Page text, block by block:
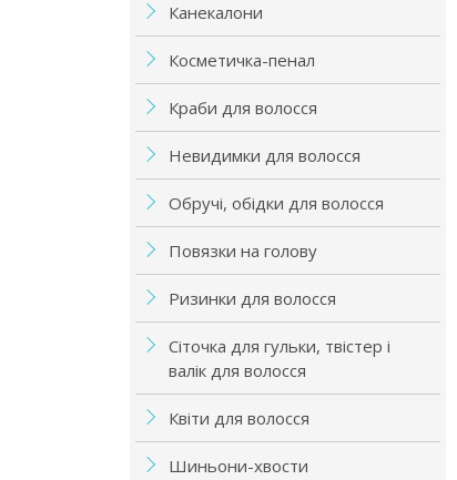
Канекалони
Косметичка-пенал
Краби для волосся
Невидимки для волосся
Обручі, обідки для волосся
Повязки на голову
Ризинки для волосся
Сіточка для гульки, твістер і
валік для волосся
Квіти для волосся
Шиньони-хвости